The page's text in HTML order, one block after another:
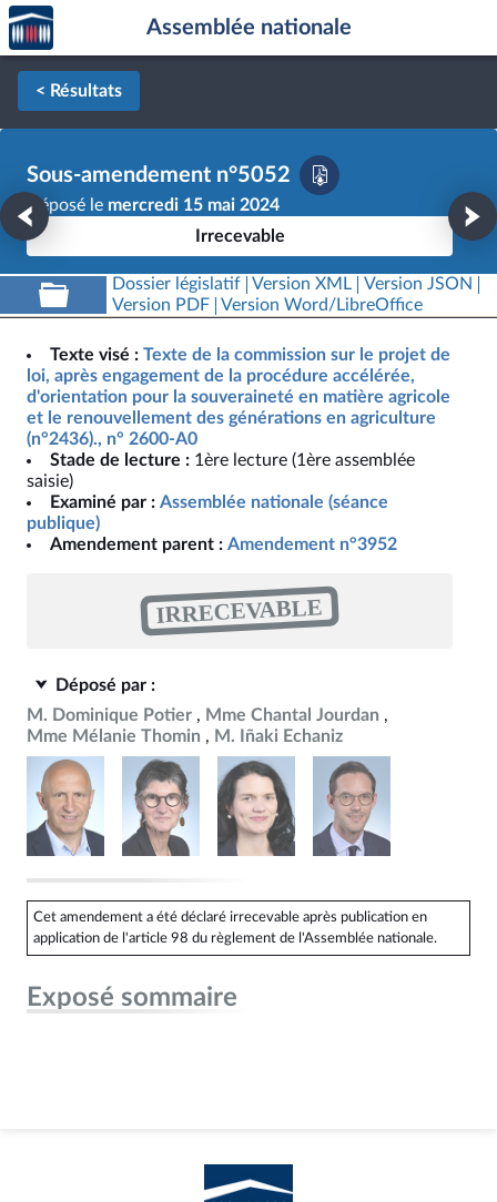
Aller au contenu
Aller en bas de la page
Accèder
à la
page
d'accueil
Assemblée nationale
< Résultats
Sous-amendement n°5052
Déposé le mercredi 15 mai 2024
Irrecevable
Dossier législatif Version XML
Version JSON
Version PDF
Version Word/LibreOffice
Texte visé : Texte de la commission sur le projet de
loi, après engagement de la procédure accélérée,
d'orientation pour la souveraineté en matière agricole
et le renouvellement des générations en agriculture
(n°2436)., n° 2600-A0
Stade de lecture : 1ère lecture (1ère assemblée
saisie)
Examiné par : Assemblée nationale (séance
publique)
Amendement parent : Amendement n°3952
IRRECEVABLE
Déposé par :
M. Dominique Potier
Mme Chantal Jourdan
Mme Mélanie Thomin
M. Iñaki Echaniz
Cet amendement a été déclaré irrecevable après publication en
application de l'article 98 du règlement de l'Assemblée nationale.
Exposé sommaire